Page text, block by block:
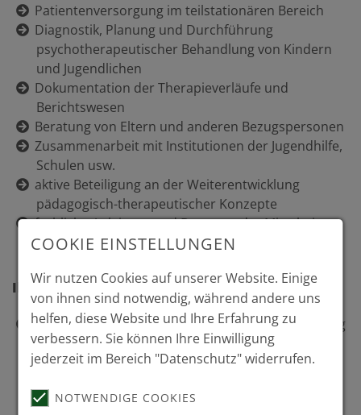
Patientenversorgung im teilstationären Bereich
Diagnostik, Planung und Durchführung
psychotherapeutischer Behandlung von Kindern
und Jugendlichen
Dokumentation der Therapieverläufe und
Berichtswesen
Beratung von Eltern und anderen Bezugspersonen
Zusammenarbeit mit Institutionen der Jugendhilfe,
Schulen usw.
aktive Beteiligung an der Weiterentwicklung
pädagogisch-therapeutischer Konzepte
fachliche Anleitung und Beratung der Mitarbeiter
des multiprofessionellen Teams
Ihre Fähigkeiten
Teamfähigkeit und Freude an der Herausforderung
einer interdisziplinären Arbeit in einem
multiprofessionellen Team aus Psychologen,
Erziehungsdienst
COOKIE EINSTELLUNGEN
Wir nutzen Cookies auf unserer Website. Einige
von ihnen sind notwendig, während andere uns
helfen, diese Website und Ihre Erfahrung zu
verbessern. Sie können Ihre Einwilligung
jederzeit im Bereich "Datenschutz" widerrufen.
NOTWENDIGE COOKIES